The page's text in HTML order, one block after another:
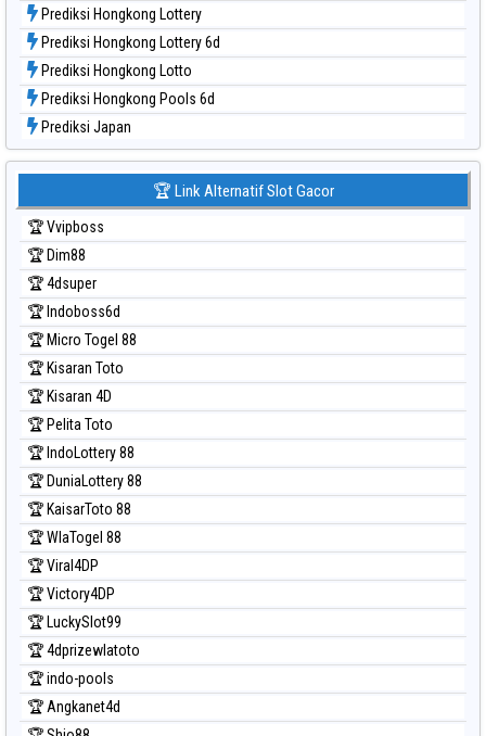
Prediksi Hongkong Lottery
Prediksi Hongkong Lottery 6d
Prediksi Hongkong Lotto
Prediksi Hongkong Pools 6d
Prediksi Japan
Prediksi Japan 6d
Prediksi Kuda Lari
Prediksi Magnum Cambodia
Prediksi Nagoya
Prediksi North Carolina Day
Prediksi Pcso
Prediksi Sao Paulo
Prediksi Singapore
Prediksi Sydney
Prediksi Sydney Lottery
Prediksi Sydney Lottery 6d
Prediksi Sydney Lotto
Prediksi Sydney Pools 6d
Prediksi Taipei
Prediksi Taiwan
🏆 Link Alternatif Slot Gacor
🏆 Vvipboss
🏆 Dim88
🏆 4dsuper
🏆 Indoboss6d
🏆 Micro Togel 88
🏆 Kisaran Toto
🏆 Kisaran 4D
🏆 Pelita Toto
🏆 IndoLottery 88
🏆 DuniaLottery 88
🏆 KaisarToto 88
🏆 WlaTogel 88
🏆 Viral4DP
🏆 Victory4DP
🏆 LuckySlot99
🏆 4dprizewlatoto
🏆 indo-pools
🏆 Angkanet4d